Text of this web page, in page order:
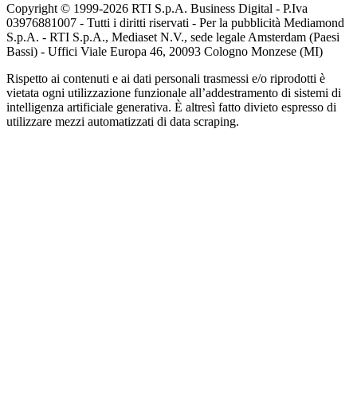
Copyright © 1999-2026 RTI S.p.A. Business Digital - P.Iva
03976881007 - Tutti i diritti riservati - Per la pubblicità Mediamond
S.p.A. - RTI S.p.A., Mediaset N.V., sede legale Amsterdam (Paesi
Bassi) - Uffici Viale Europa 46, 20093 Cologno Monzese (MI)
Rispetto ai contenuti e ai dati personali trasmessi e/o riprodotti è
vietata ogni utilizzazione funzionale all’addestramento di sistemi di
intelligenza artificiale generativa. È altresì fatto divieto espresso di
utilizzare mezzi automatizzati di data scraping.